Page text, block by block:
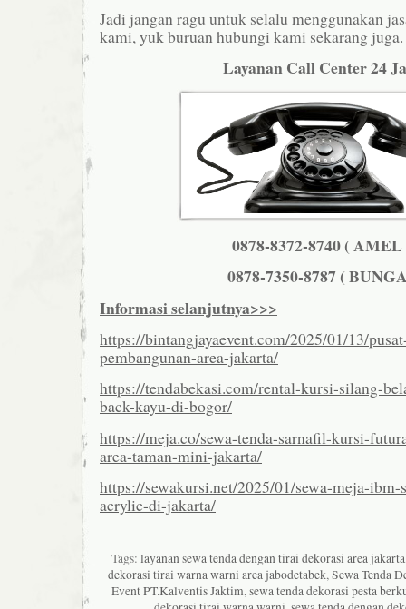
Jadi jangan ragu untuk selalu menggunakan
kami, yuk buruan hubungi kami sekarang juga.
Layanan Call Center 24
0878-8372-8740 ( AMEL
0878-7350-8787 (
Informasi selanjutnya>>>
https://bintangjayaevent.com/2025/01/13/
pembangunan-area-jakarta/
https://tendabekasi.com/rental-kursi-silang-
back-kayu-di-bogor/
https://meja.co/sewa-tenda-sarnafil-kursi-
area-taman-mini-jakarta/
https://sewakursi.net/2025/01/sewa-meja-
acrylic-di-jakarta/
Tags: layanan sewa tenda dengan tirai dekorasi area jakarta
dekorasi tirai warna warni area jabodetabek,Sewa Tenda
Event PT.Kalventis Jaktim,sewa tenda dekorasi pesta